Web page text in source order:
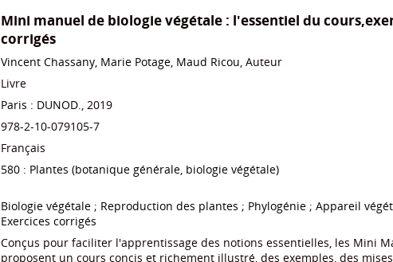
Mini manuel de biologie végétale : l'essentiel du
corrigés
Vincent Chassany, Marie Potage, Maud Ricou, Auteur
Livre
Paris : DUNOD., 2019
978-2-10-079105-7
Français
580 : Plantes (botanique générale, biologie végétale)
Biologie végétale ; Reproduction des plantes ; Phylogénie ; Appareil
Exercices corrigés
Conçus pour faciliter l'apprentissage des notions essentielles, les Mini
proposent un cours concis et richement illustré, des exemples, des